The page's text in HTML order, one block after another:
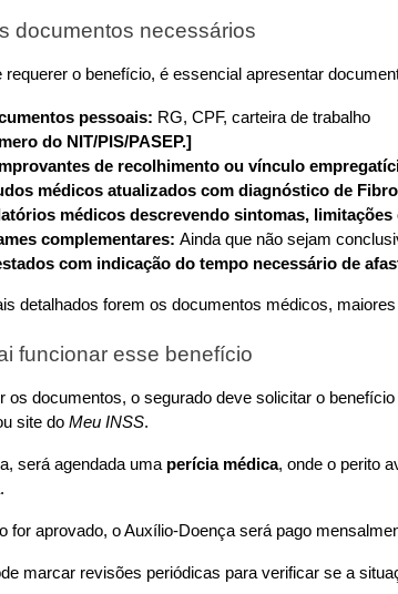
documentos necessários
requerer o benefício, é essencial apresentar
pessoais: RG, CPF, carteira de trabalho
do NIT/PIS/PASEP.]
de recolhimento ou vínculo
médicos atualizados com diagnóstico de
médicos descrevendo sintomas, limitações
complementares: Ainda que não sejam
com indicação do tempo necessário de
detalhados forem os documentos médicos,
funcionar esse benefício
os documentos, o segurado deve solicitar o
site do Meu INSS.
será agendada uma perícia médica, onde o perito
for aprovado, o Auxílio-Doença será pago
marcar revisões periódicas para verificar se a